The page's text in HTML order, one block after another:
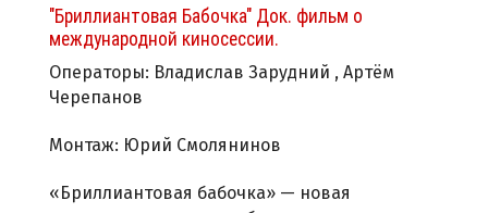
"Бриллиантовая Бабочка" Док. фильм о
международной киносессии.
Операторы: Владислав Зарудний , Артём
Черепанов
Монтаж: Юрий Смолянинов
«Бриллиантовая бабочка» — новая